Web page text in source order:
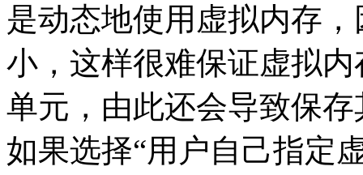
是动态地使用虚拟内存
小，这样很难保证虚拟
单元，由此还会导致保
如果选择“用户自己指定